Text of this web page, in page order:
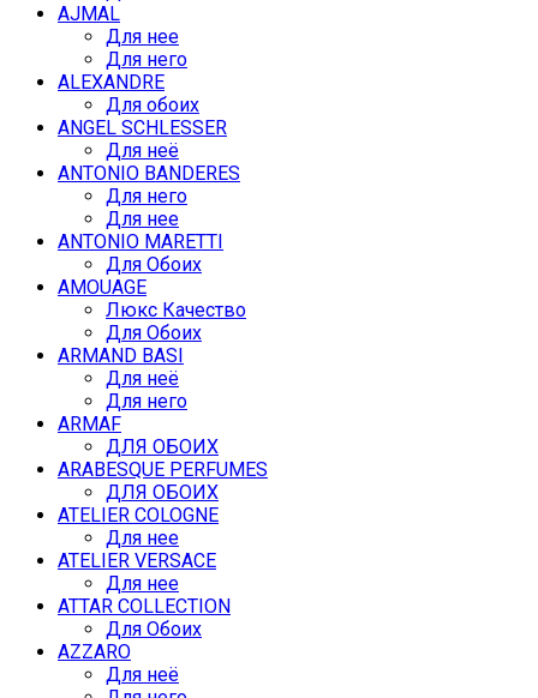
AJMAL
Для нее
Для него
ALEXANDRE
Для обоих
ANGEL SCHLESSER
Для неё
ANTONIO BANDERES
Для него
Для нее
ANTONIO MARETTI
Для Обоих
AMOUAGE
Люкс Качество
Для Обоих
ARMAND BASI
Для неё
Для него
ARMAF
ДЛЯ ОБОИХ
ARABESQUE PERFUMES
ДЛЯ ОБОИХ
ATELIER COLOGNE
Для нее
ATELIER VERSACE
Для нее
ATTAR COLLECTION
Для Обоих
AZZARO
Для неё